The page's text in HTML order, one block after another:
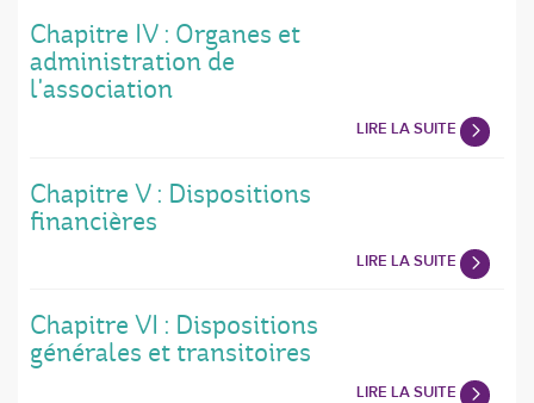
Chapitre IV : Organes et
administration de
l'association
LIRE LA SUITE
Chapitre V : Dispositions
financières
LIRE LA SUITE
Chapitre VI : Dispositions
générales et transitoires
LIRE LA SUITE